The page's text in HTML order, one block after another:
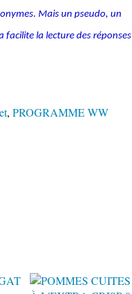
Mais un pseudo, un
la lecture des réponses
, PROGRAMME WW